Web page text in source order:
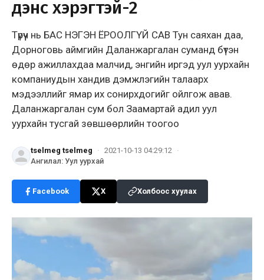
дэнс хэрэгтэй-2
Түрүүч нь БАС НЭГЭН ЁРООЛГҮЙ САВ Тун саяхан даа,
Дорноговь аймгийн Даланжаргалан суманд бүтэн
өдөр ажиллахдаа малчид, энгийн иргэд уул уурхайн
компаниудын хандив дэмжлэгийн талаарх
мэдээллийг ямар их сонирхдогийг ойлгож авав.
Даланжаргалан сум бол Заамартай адил уул
уурхайн тусгай зөвшөөрлийн тоогоо
tselmeg tselmeg · 2021-10-13 04:29:12
·
Ангилал: Уул уурхай
Facebook X Холбоос хуулах